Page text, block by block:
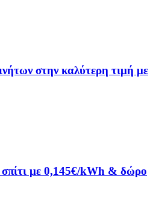
στην καλύτερη τιμή με
με 0,145€/kWh & δώρο